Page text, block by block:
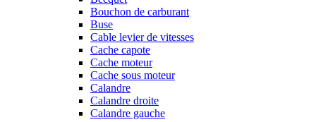
Bouchon de carburant
Buse
Cable levier de vitesses
Cache capote
Cache moteur
Cache sous moteur
Calandre
Calandre droite
Calandre gauche